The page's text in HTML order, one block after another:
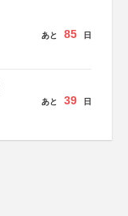
あと 85 日
あと 39 日